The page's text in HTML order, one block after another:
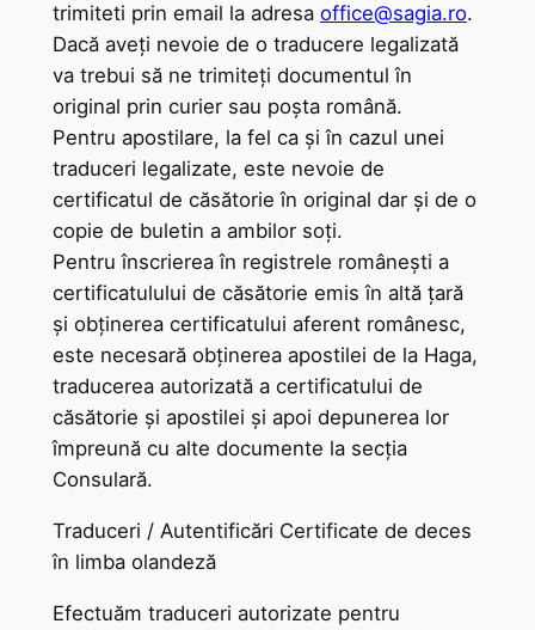
trimiteti prin email la adresa office@sagia.ro.
Dacă aveți nevoie de o traducere legalizată
va trebui să ne trimiteți documentul în
original prin curier sau poșta română.
Pentru apostilare, la fel ca și în cazul unei
traduceri legalizate, este nevoie de
certificatul de căsătorie în original dar și de o
copie de buletin a ambilor soți.
Pentru înscrierea în registrele românești a
certificatulului de căsătorie emis în altă țară
și obținerea certificatului aferent românesc,
este necesară obținerea apostilei de la Haga,
traducerea autorizată a certificatului de
căsătorie și apostilei și apoi depunerea lor
împreună cu alte documente la secția
Consulară.
Traduceri / Autentificări Certificate de deces
în limba olandeză
Efectuăm traduceri autorizate pentru